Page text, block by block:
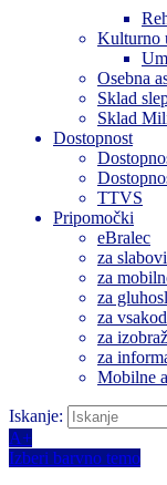
Kulturno
Osebna
Sklad
Sklad
Dostopnost
TTVS
Pripomočki
eBralec
za
za
za
za
za
za
Mobilne
Iskanje:
A+
Izberi barvno temo